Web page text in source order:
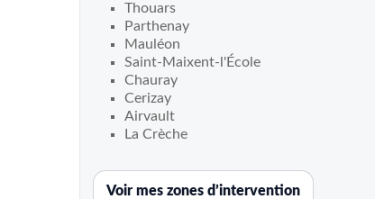
Thouars
Parthenay
Mauléon
Saint-Maixent-l'École
Chauray
Cerizay
Airvault
La Crèche
Voir mes zones d’intervention